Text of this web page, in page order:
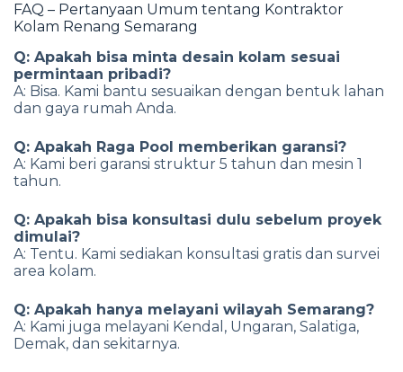
FAQ – Pertanyaan Umum tentang Kontraktor
Kolam Renang Semarang
Q: Apakah bisa minta desain kolam sesuai
permintaan pribadi?
A: Bisa. Kami bantu sesuaikan dengan bentuk lahan
dan gaya rumah Anda.
Q: Apakah Raga Pool memberikan garansi?
A: Kami beri garansi struktur 5 tahun dan mesin 1
tahun.
Q: Apakah bisa konsultasi dulu sebelum proyek
dimulai?
A: Tentu. Kami sediakan konsultasi gratis dan survei
area kolam.
Q: Apakah hanya melayani wilayah Semarang?
A: Kami juga melayani Kendal, Ungaran, Salatiga,
Demak, dan sekitarnya.